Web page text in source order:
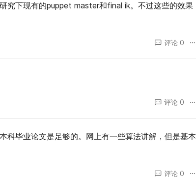
究下现有的puppet master和final ik。不过这些的效果
评论 0
评论 0
科毕业论文是足够的。网上有一些算法讲解，但是基本
评论 0